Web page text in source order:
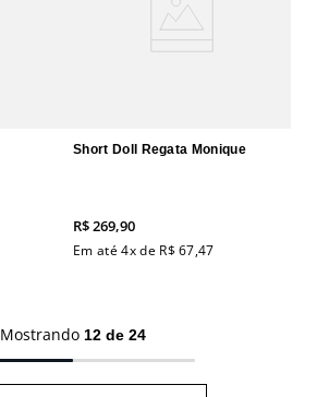
Short Doll Regata Monique
R$269,90
Em até4x de R$ 67,47
Mostrando 12 de 24